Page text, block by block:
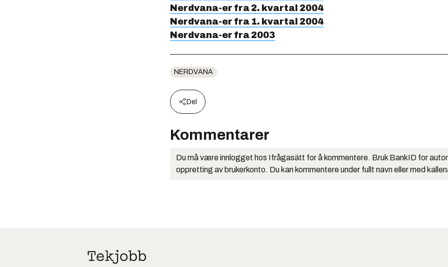
Nerdvana-er fra 2. kvartal 2004
Nerdvana-er fra 1. kvartal 2004
Nerdvana-er fra 2003
NERDVANA
Del
Kommentarer
Du må være innlogget hos Ifrågasätt for å kommentere. Bruk BankID for
oppretting av brukerkonto. Du kan kommentere under fullt navn eller med